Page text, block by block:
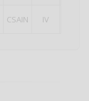
CSAIN IV